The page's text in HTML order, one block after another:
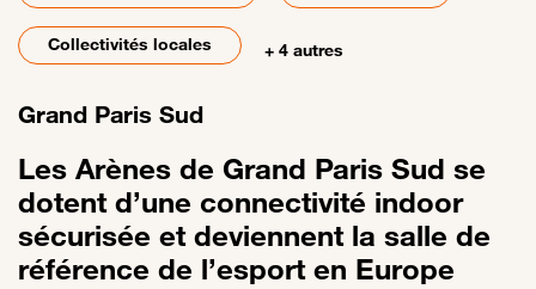
Collectivités locales + 4 autres
Grand Paris Sud
Les Arènes de Grand Paris Sud se
dotent d’une connectivité indoor
sécurisée et deviennent la salle de
référence de l’esport en Europe